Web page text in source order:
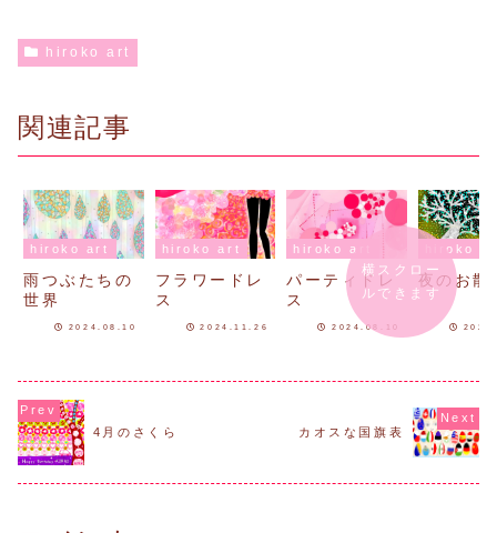
hiroko art
関連記事
hiroko art
雨つぶたちの
世界
2024.08.10
hiroko art
フラワードレ
ス
2024.11.26
hiroko art
パーティドレ
ス
2024.08.10
hiroko
夜のお散
横スクロー
ルできます
4月のさくら カオスな国旗表